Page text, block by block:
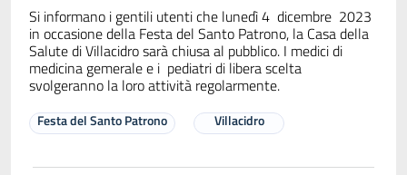
Si informano i gentili utenti che lunedì 4 dicembre 2023
in occasione della Festa del Santo Patrono, la Casa della
Salute di Villacidro sarà chiusa al pubblico. I medici di
medicina gemerale e i pediatri di libera scelta
svolgeranno la loro attività regolarmente.
Festa del Santo Patrono Villacidro